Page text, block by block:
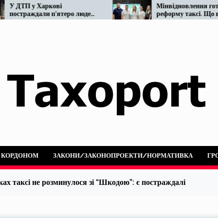
людей:
OnTaxi та
Мінвідновлення готує
реформу таксі. Що відомо
наразі…
КОРДОНОМ ЗАКОНИ/ЗАКОНОПРОЕКТИ/НОРМАТИВКА
таксі не розминулося зі “Шкодою”: є постраждалі